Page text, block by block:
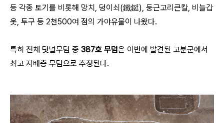
등 각종 토기를 비롯해 망치, 덩이쇠(鐵鋌), 둥근고리큰칼, 비늘갑
옷, 투구 등 2천500여 점의 가야유물이 나왔다.
특히 전체 덧널무덤 중 387호 무덤은 이번에 발견된 고분군에서
최고 지배층 무덤으로 추정된다.